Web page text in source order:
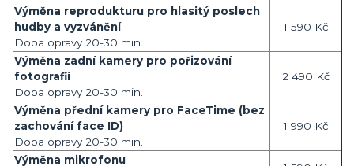
Výměna reprodukturu pro hlasitý poslech
hudby a vyzvánění
Doba opravy 20-30 min.
1 590 Kč
Výměna zadní kamery pro pořizování
fotografií
Doba opravy 20-30 min.
2 490 Kč
Výměna přední kamery pro FaceTime (bez
zachování face ID)
Doba opravy 20-30 min.
1 990 Kč
Výměna mikrofonu